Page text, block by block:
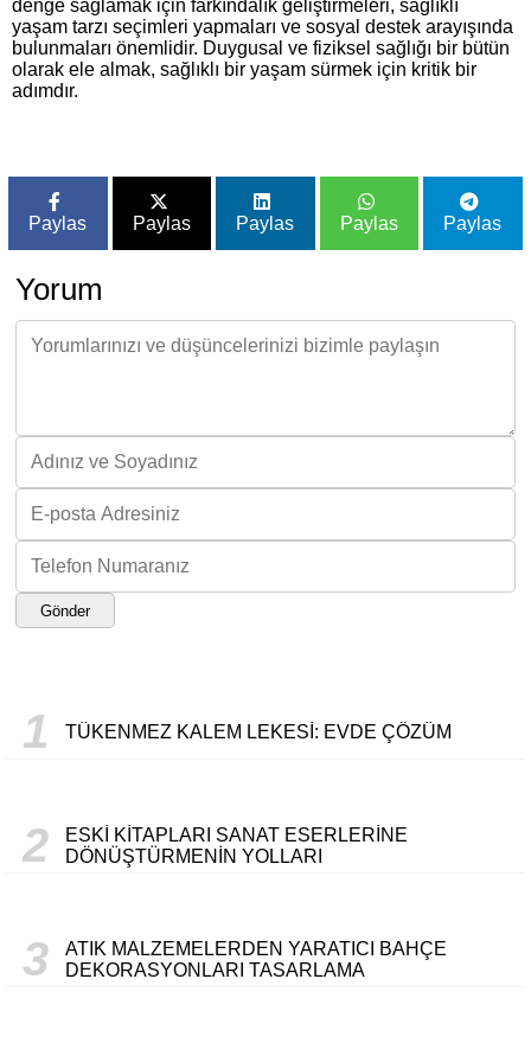
denge sağlamak için farkındalık geliştirmeleri, sağlıklı
yaşam tarzı seçimleri yapmaları ve sosyal destek arayışında
bulunmaları önemlidir. Duygusal ve fiziksel sağlığı bir bütün
olarak ele almak, sağlıklı bir yaşam sürmek için kritik bir
adımdır.
Paylas Paylas Paylas Paylas Paylas
Yorum
Gönder
1 TÜKENMEZ KALEM LEKESI: EVDE ÇÖZÜM
2
ESKI KITAPLARI SANAT ESERLERINE
DÖNÜŞTÜRMENIN YOLLARI
3
ATIK MALZEMELERDEN YARATICI BAHÇE
DEKORASYONLARI TASARLAMA